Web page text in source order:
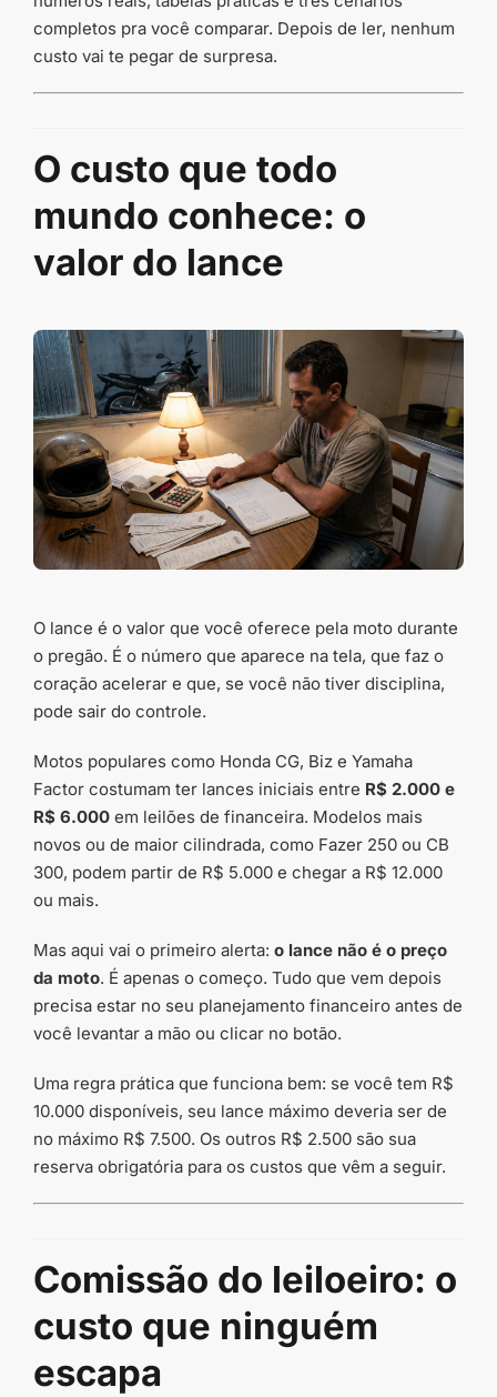
completos pra você comparar. Depois de ler, nenhum
custo vai te pegar de surpresa.
O custo que todo
mundo conhece: o
valor do lance
O lance é o valor que você oferece pela moto durante
o pregão. É o número que aparece na tela, que faz o
coração acelerar e que, se você não tiver disciplina,
pode sair do controle.
Motos populares como Honda CG, Biz e Yamaha
Factor costumam ter lances iniciais entre R$ 2.000 e
R$ 6.000 em leilões de financeira. Modelos mais
novos ou de maior cilindrada, como Fazer 250 ou CB
300, podem partir de R$ 5.000 e chegar a R$ 12.000
ou mais.
Mas aqui vai o primeiro alerta: o lance não é o preço
da moto. É apenas o começo. Tudo que vem depois
precisa estar no seu planejamento financeiro antes de
você levantar a mão ou clicar no botão.
Uma regra prática que funciona bem: se você tem R$
10.000 disponíveis, seu lance máximo deveria ser de
no máximo R$ 7.500. Os outros R$ 2.500 são sua
reserva obrigatória para os custos que vêm a seguir.
Comissão do leiloeiro: o
custo que ninguém
escapa